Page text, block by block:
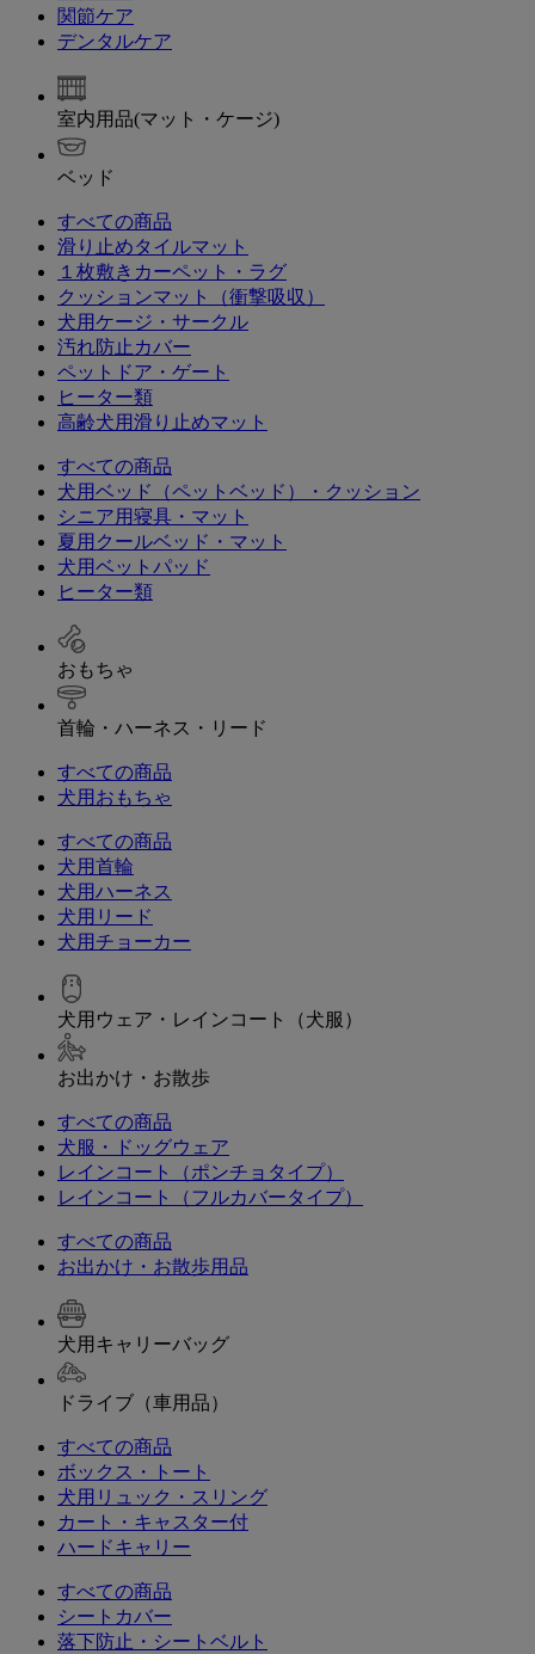
関節ケア
デンタルケア
室内用品(マット・ケージ)
ベッド
すべての商品
滑り止めタイルマット
１枚敷きカーペット・ラグ
クッションマット（衝撃吸収）
犬用ケージ・サークル
汚れ防止カバー
ペットドア・ゲート
ヒーター類
高齢犬用滑り止めマット
すべての商品
犬用ベッド（ペットベッド）・クッション
シニア用寝具・マット
夏用クールベッド・マット
犬用ベットパッド
ヒーター類
おもちゃ
首輪・ハーネス・リード
すべての商品
犬用おもちゃ
すべての商品
犬用首輪
犬用ハーネス
犬用リード
犬用チョーカー
犬用ウェア・レインコート（犬服）
お出かけ・お散歩
すべての商品
犬服・ドッグウェア
レインコート（ポンチョタイプ）
レインコート（フルカバータイプ）
すべての商品
お出かけ・お散歩用品
犬用キャリーバッグ
ドライブ（車用品）
すべての商品
ボックス・トート
犬用リュック・スリング
カート・キャスター付
ハードキャリー
すべての商品
シートカバー
落下防止・シートベルト